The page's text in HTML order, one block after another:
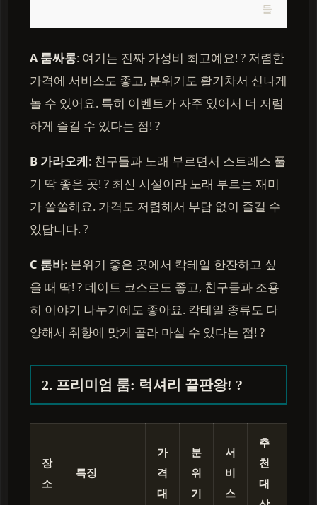
들
A 룸싸롱: 여기는 진짜 가성비 최고예요! ? 저렴한
가격에 서비스도 좋고, 분위기도 활기차서 신나게
놀 수 있어요. 특히 이벤트가 자주 있어서 더 저렴
하게 즐길 수 있다는 점! ?
B 가라오케: 친구들과 노래 부르면서 스트레스 풀
기 딱 좋은 곳! ? 최신 시설이라 노래 부르는 재미
가 쏠쏠해요. 가격도 저렴해서 부담 없이 즐길 수
있답니다. ?
C 룸바: 분위기 좋은 곳에서 칵테일 한잔하고 싶
을 때 딱! ? 데이트 코스로도 좋고, 친구들과 조용
히 이야기 나누기에도 좋아요. 칵테일 종류도 다
양해서 취향에 맞게 골라 마실 수 있다는 점! ?
2. 프리미엄 룸: 럭셔리 끝판왕! ?
장
소
특징
가
격
대
분
위
기
서
비
스
추
천
대